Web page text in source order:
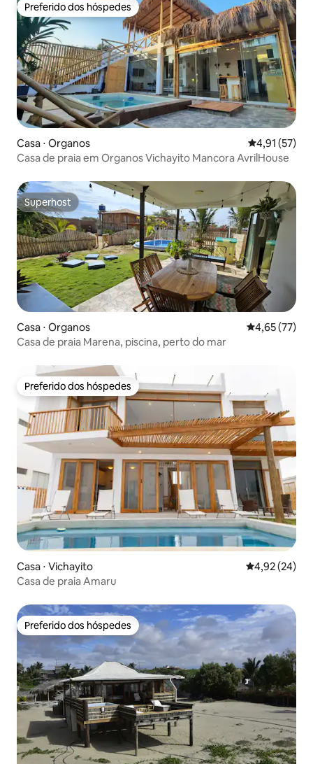
Preferido dos hóspedes
Preferido dos hóspedes
Casa ⋅ Organos 4,91 de uma
4,91 (57)
Casa de praia em Organos Vichayito Mancora AvrilHouse
Superhost
Superhost
Casa ⋅ Organos 4,65 de uma
4,65 (77)
Casa de praia Marena, piscina, perto do mar
Preferido dos hóspedes
Preferido dos hóspedes
Casa ⋅ Vichayito 4,92 de uma
4,92 (24)
Casa de praia Amaru
Preferido dos hóspedes
Preferido dos hóspedes